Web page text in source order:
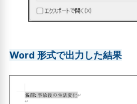
Word 形式で出力した結果